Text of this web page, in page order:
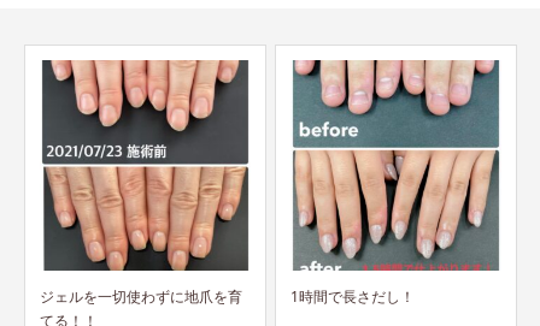
を育 1時間で長さだし！
大人気ジェルが1800円（税